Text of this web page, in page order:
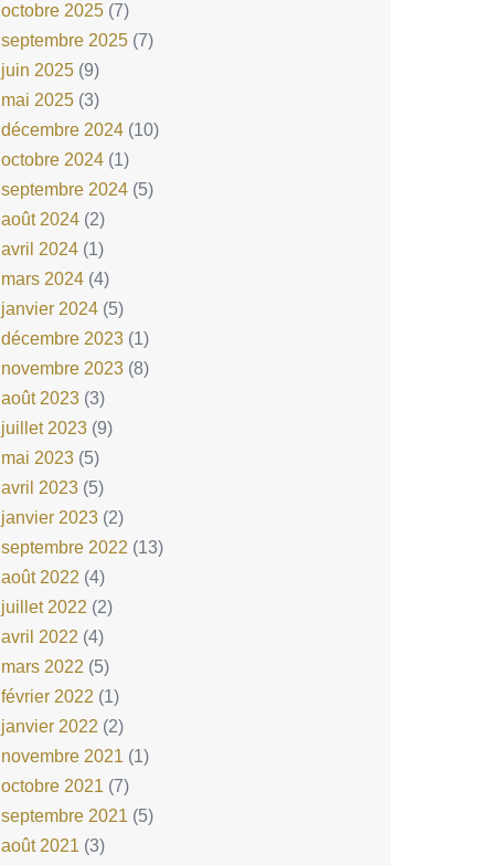
octobre 2025(7)
septembre 2025(7)
juin 2025(9)
mai 2025(3)
décembre 2024(10)
octobre 2024(1)
septembre 2024(5)
août 2024(2)
avril 2024(1)
mars 2024(4)
janvier 2024(5)
décembre 2023(1)
novembre 2023(8)
août 2023(3)
juillet 2023(9)
mai 2023(5)
avril 2023(5)
janvier 2023(2)
septembre 2022 (13)
août 2022 (4)
juillet 2022 (2)
avril 2022 (4)
mars 2022 (5)
février 2022 (1)
janvier 2022 (2)
novembre 2021(1)
octobre 2021(7)
septembre 2021(5)
août 2021(3)